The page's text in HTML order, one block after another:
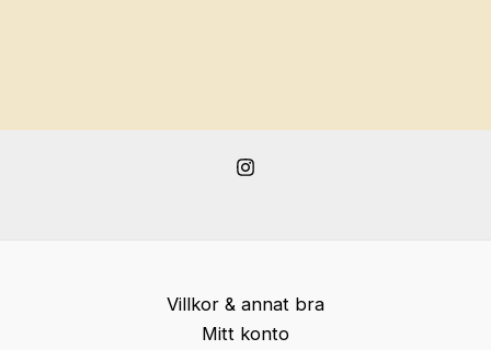
Villkor & annat bra
Mitt konto